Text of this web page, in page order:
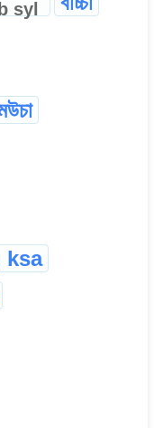
syl
ksa